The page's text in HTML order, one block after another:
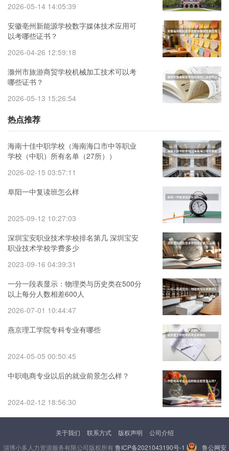
2026-05-14 14:05:39
安徽亳州新能源学校数字媒体技术应用可
以考哪些证书？
2026-04-26 12:59:18
滁州市旅游商贸学校机械加工技术可以考
哪些证书？
2026-05-13 15:26:54
热点推荐
海南十佳中职学校（海南海口市中等职业
学校（中职）所有名单（27所））
2026-02-15 03:57:11
阜阳一中复读班怎么样
2025-09-12 10:27:03
深圳宝安职业技术学校排名第几 深圳宝安
职业技术学校学费多少
2023-09-16 04:39:31
一分一段表显示：物理类与历史类在500分
以上每分人数相差600人
2026-07-01 10:44:47
燕京理工学院专科专业有哪些
2024-05-05 00:50:45
中职电商专业以后的就业前景怎么样？
2024-02-12 18:56:30
关于我们 联系方式 版权声明
公司介绍
淄博小多人力资源服务有限公司版权所有鲁ICP备2021043190号-1 鲁公网安